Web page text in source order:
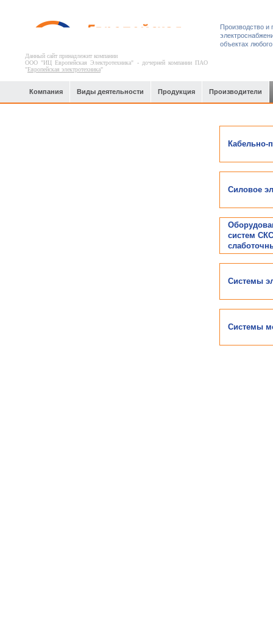
Данный сайт принадлежит компании
ООО "ИЦ Европейская Электротехника" - дочерней компании ПАО
"Европейская электротехника"
Производство и
объектах
Компания Виды деятельности Продукция Производители
Кабельно-
Силовое
систем
Системы
Системы